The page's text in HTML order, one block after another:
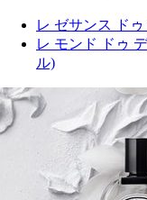
レ ゼサンス ド
レ モンド ドゥ
ル)